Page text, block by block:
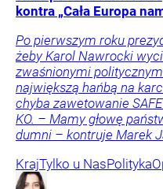
kontra „Cała Europa
Po pierwszym roku
żeby Karol Nawrocki
zwaśnionymi
największą hańbą na
chyba zawetowanie
KO. – Mamy głowę
dumni – kontruje Marek
KrajTylko u NasPolityka